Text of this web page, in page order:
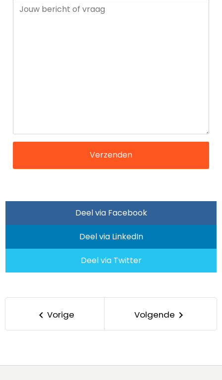
Jouw bericht of vraag
Deel via Facebook
Deel via LinkedIn
Deel via Twitter
keyboard_arrow_leftVorige Volgende keyboard_arrow_right